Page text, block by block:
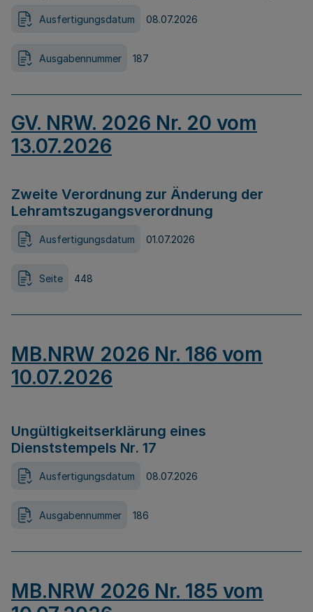
Ausfertigungsdatum 08.07.2026
Ausgabennummer 187
GV. NRW. 2026 Nr. 20 vom
13.07.2026
Zweite Verordnung zur Änderung der
Lehramtszugangsverordnung
Ausfertigungsdatum 01.07.2026
Seite 448
MB.NRW 2026 Nr. 186 vom
10.07.2026
Ungültigkeitserklärung eines
Dienststempels Nr. 17
Ausfertigungsdatum 08.07.2026
Ausgabennummer 186
MB.NRW 2026 Nr. 185 vom